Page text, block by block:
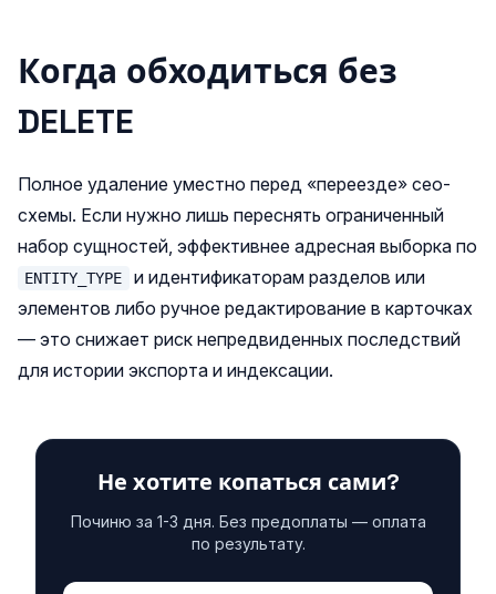
Когда обходиться без
DELETE
Полное удаление уместно перед «переезде» сео-
схемы. Если нужно лишь переснять ограниченный
набор сущностей, эффективнее адресная выборка по
ENTITY_TYPE
и идентификаторам разделов или
элементов либо ручное редактирование в карточках
— это снижает риск непредвиденных последствий
для истории экспорта и индексации.
Не хотите копаться сами?
Починю за 1-3 дня. Без предоплаты — оплата
по результату.